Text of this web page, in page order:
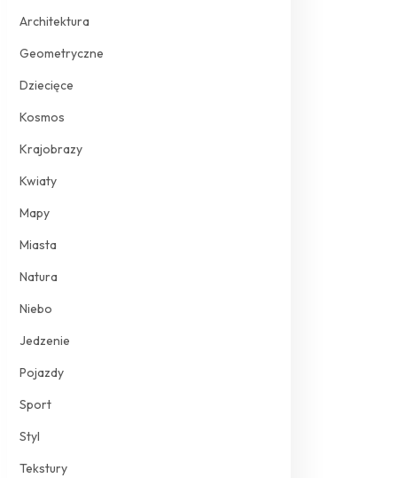
Architektura
Geometryczne
Dziecięce
Kosmos
Krajobrazy
Kwiaty
Mapy
Miasta
Natura
Niebo
Jedzenie
Pojazdy
Sport
Styl
Tekstury